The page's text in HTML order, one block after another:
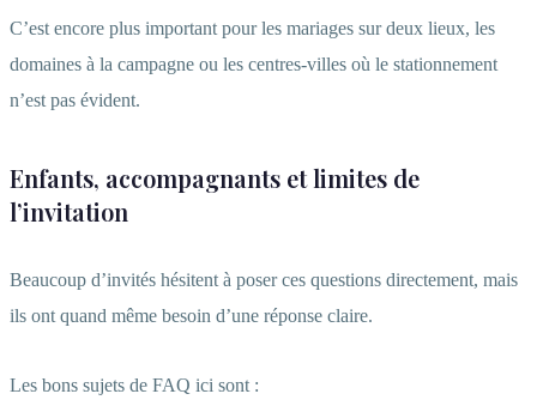
C’est encore plus important pour les mariages sur deux lieux, les
domaines à la campagne ou les centres-villes où le stationnement
n’est pas évident.
Enfants, accompagnants et limites de
l’invitation
Beaucoup d’invités hésitent à poser ces questions directement, mais
ils ont quand même besoin d’une réponse claire.
Les bons sujets de FAQ ici sont :